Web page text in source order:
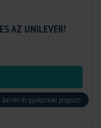
AZ UNILEVER!
karrier és gyakornoki program